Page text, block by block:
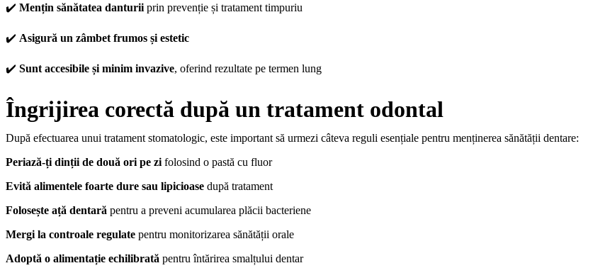
✔️ Mențin sănătatea danturii prin prevenție și tratament timpuriu
✔️ Asigură un zâmbet frumos și estetic
✔️ Sunt accesibile și minim invazive, oferind rezultate pe termen lung
Îngrijirea corectă după un tratament odontal
După efectuarea unui tratament stomatologic, este important să urmezi câteva reguli esențiale pentru menținerea sănătății dentare:
Periază-ți dinții de două ori pe zi folosind o pastă cu fluor
Evită alimentele foarte dure sau lipicioase după tratament
Folosește ață dentară pentru a preveni acumularea plăcii bacteriene
Mergi la controale regulate pentru monitorizarea sănătății orale
Adoptă o alimentație echilibrată pentru întărirea smalțului dentar